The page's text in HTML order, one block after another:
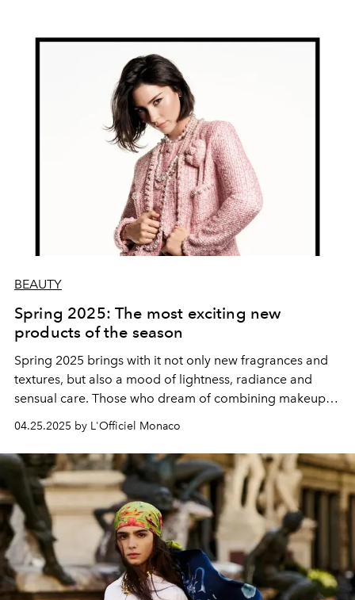
patiesībā tie labākajā gadījumā tikai apslēps vizuālos
defektus. Bet kas patiešām palīdzēs uzlabot ādas
stāvokli? Lasiet un uzziniet!
BEAUTY
Spring 2025: The most exciting new
products of the season
Spring 2025 brings with it not only new fragrances and
textures, but also a mood of lightness, radiance and
sensual care. Those who dream of combining makeup
and skincare will find true allies in the season's new
products: radiant textures, delicate pastel shades and
formulas rich in active ingredients.
04.25.2025 by L'Officiel Monaco